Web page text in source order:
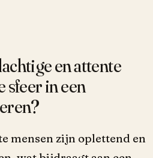
en attente
sfeer in een
mensen zijn oplettend en